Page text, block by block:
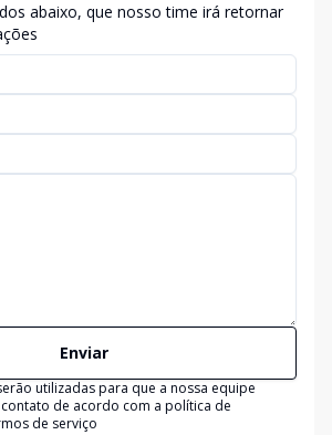
abaixo, que nosso time irá retornar
Enviar
utilizadas para que a nossa equipe
de acordo com a política de
de serviço